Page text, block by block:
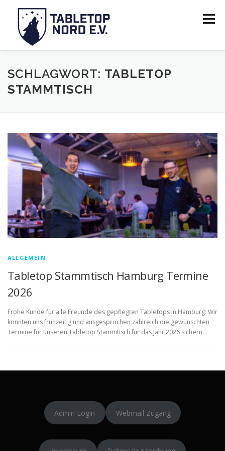
Menü
SCHLAGWORT: TABLETOP
STAMMTISCH
ALLGEMEIN
Tabletop Stammtisch Hamburg Termine
2026
Frohe Kunde für alle Freunde des gepflegten Tabletops in Hamburg: Wir
konnten uns frühzeitig und ausgesprochen zahlreich die gewünschten
Termine für unseren Tabletop Stammtisch für das Jahr 2026 sichern.
Admin Login Webmail Zugang